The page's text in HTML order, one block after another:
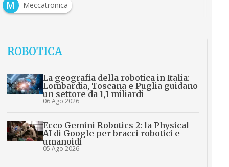
M
Meccatronica
ROBOTICA
La geografia della robotica in Italia:
Lombardia, Toscana e Puglia guidano
un settore da 1,1 miliardi
06 Ago 2026
Ecco Gemini Robotics 2: la Physical
AI di Google per bracci robotici e
umanoidi
05 Ago 2026